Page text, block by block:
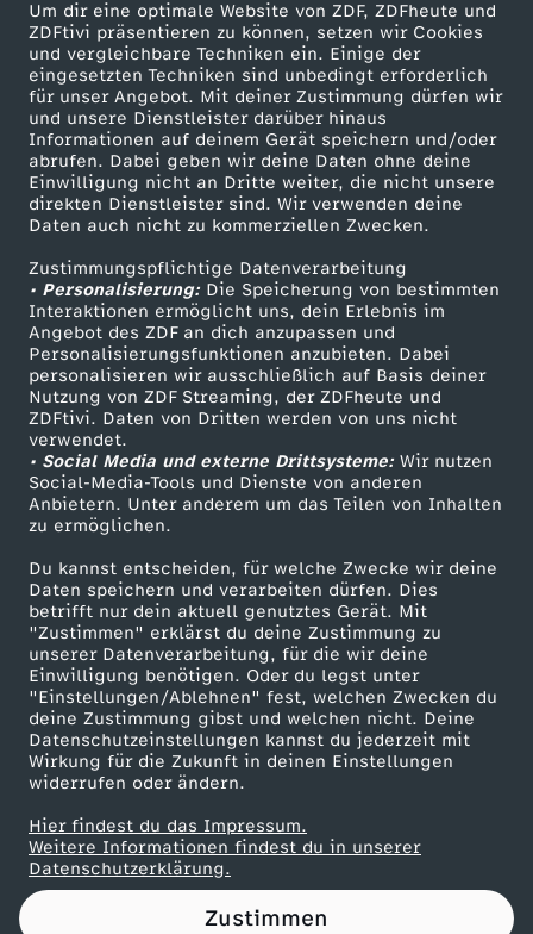
Um dir eine optimale Website von ZDF, ZDFheute und
ZDFtivi präsentieren zu können, setzen wir Cookies
und vergleichbare Techniken ein. Einige der
eingesetzten Techniken sind unbedingt erforderlich
für unser Angebot. Mit deiner Zustimmung dürfen wir
und unsere Dienstleister darüber hinaus
Informationen auf deinem Gerät speichern und/oder
abrufen. Dabei geben wir deine Daten ohne deine
Einwilligung nicht an Dritte weiter, die nicht unsere
direkten Dienstleister sind. Wir verwenden deine
Daten auch nicht zu kommerziellen Zwecken.
Zustimmungspflichtige Datenverarbeitung
• Personalisierung:Die Speicherung von bestimmten
Interaktionen ermöglicht uns, dein Erlebnis im
Angebot des ZDF an dich anzupassen und
Personalisierungsfunktionen anzubieten. Dabei
personalisieren wir ausschließlich auf Basis deiner
Nutzung von ZDF Streaming, der ZDFheute und
ZDFtivi. Daten von Dritten werden von uns nicht
verwendet.
• Social Media und externe Drittsysteme:Wir nutzen
Social-Media-Tools und Dienste von anderen
Anbietern. Unter anderem um das Teilen von Inhalten
zu ermöglichen.
Du kannst entscheiden, für welche Zwecke wir deine
Daten speichern und verarbeiten dürfen. Dies
betrifft nur dein aktuell genutztes Gerät. Mit
"Zustimmen" erklärst du deine Zustimmung zu
unserer Datenverarbeitung, für die wir deine
Einwilligung benötigen. Oder du legst unter
"Einstellungen/Ablehnen" fest, welchen Zwecken du
deine Zustimmung gibst und welchen nicht. Deine
Datenschutzeinstellungen kannst du jederzeit mit
Wirkung für die Zukunft in deinen Einstellungen
widerrufen oder ändern.
Hier findest du das Impressum.
Weitere Informationen findest du in unserer
Datenschutzerklärung.
Zustimmen
b
e
i
d
e
n
W
o
r
l
d
A
l
t
e
r
Mehr ZDF
ZDF-Apps
Smart TV
ZDFtext
Livestreams
Sendungen A-Z
TV-Programm
Service
ZDFmitreden
Kontakt zum ZDF
Tickets
Zuschauerservice
Hilfe
ZDF Unternehmen
Karriere
ZDF goes Schule
Werbefernsehen
Mainzelmännchen
Partner